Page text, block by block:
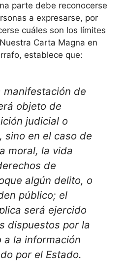
parte debe reconocerse
a expresarse, por
cuáles son los límites
Carta Magna en
establece que:
manifestación de
objeto de
judicial o
sino en el caso de
moral, la vida
de
algún delito, o
público; el
será ejercido
dispuestos por la
a la información
por el Estado.